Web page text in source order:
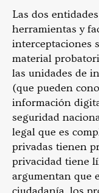
Las dos
herramientas y
interceptaciones
material
las unidades de
(que pueden
información
seguridad
legal que es
privadas tienen
privacidad tiene
argumentan que